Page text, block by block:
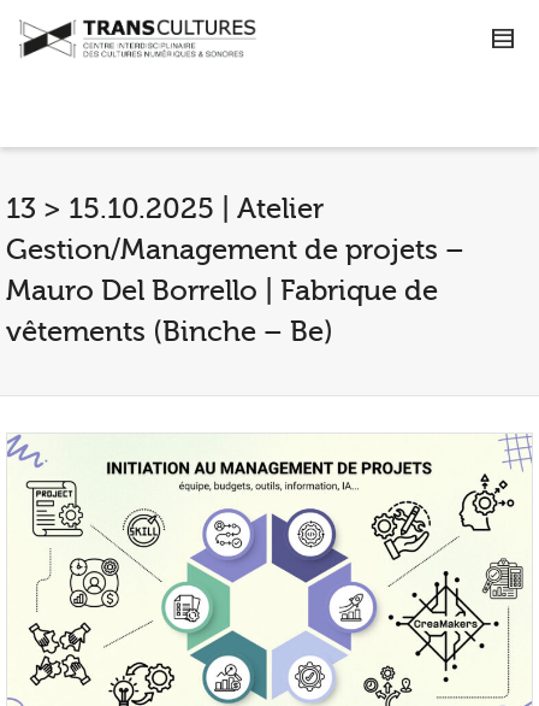
13 > 15.10.2025 | Atelier
Gestion/Management de projets –
Mauro Del Borrello | Fabrique de
vêtements (Binche – Be)